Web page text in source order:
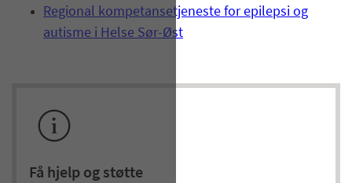
Regional kompetansetjeneste for epilepsi og
autisme i Helse Sør-Øst
Få hjelp og støtte